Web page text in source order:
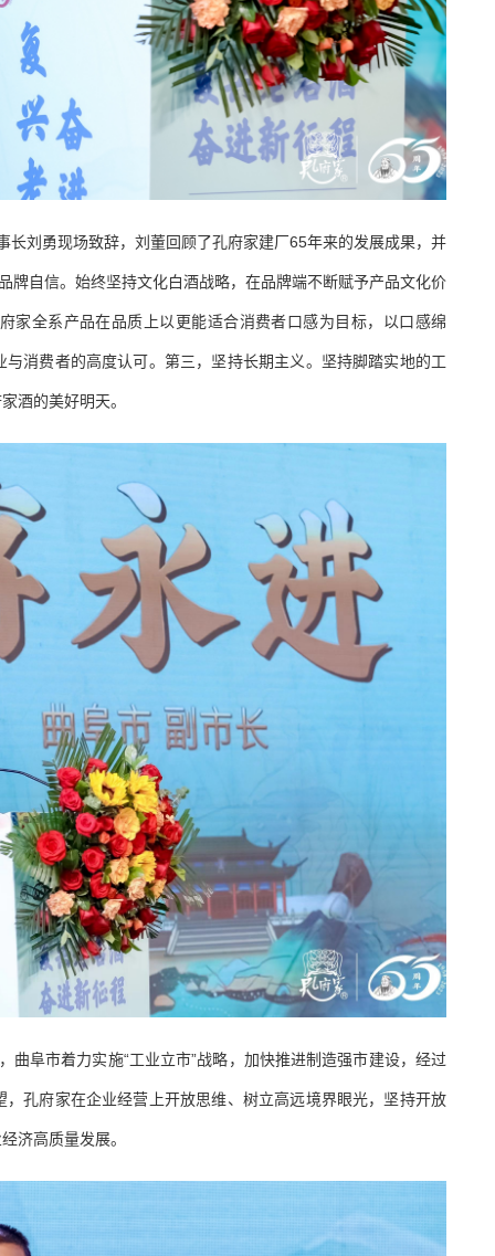
刘勇现场致辞，刘董回顾了孔府家建厂65年来的发展成果，并
牌自信。始终坚持文化白酒战略，在品牌端不断赋予产品文化价
家全系产品在品质上以更能适合消费者口感为目标，以口感绵
消费者的高度认可。第三，坚持长期主义。坚持脚踏实地的工
酒的美好明天。
阜市着力实施“工业立市”战略，加快推进制造强市建设，经过
孔府家在企业经营上开放思维、树立高远境界眼光，坚持开放
济高质量发展。